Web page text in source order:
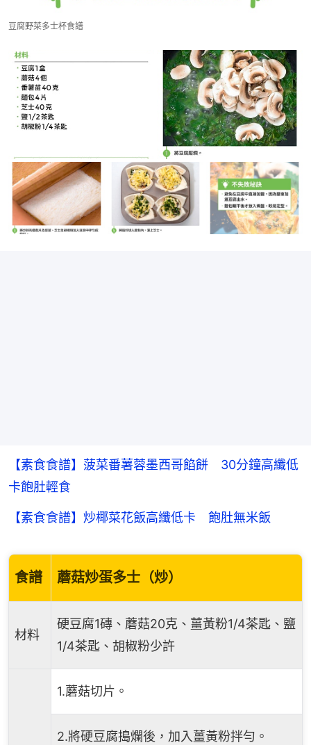
豆腐野菜多士杯食譜
【素食食譜】菠菜番薯蓉墨西哥餡餅 30分鐘高纖低
卡飽肚輕食
【素食食譜】炒椰菜花飯高纖低卡 飽肚無米飯
食譜 蘑菇炒蛋多士（炒）
材料
硬豆腐1磚、蘑菇20克、薑黃粉1/4茶匙、鹽
1/4茶匙、胡椒粉少許
1.蘑菇切片。
2.將硬豆腐搗爛後，加入薑黃粉拌勻。